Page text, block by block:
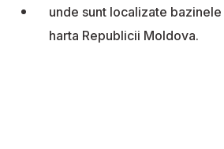
unde sunt localizate
harta Republicii Moldova.